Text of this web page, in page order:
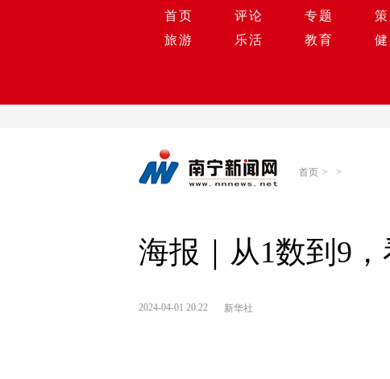
首页 评论 专题 策
旅游
乐活 教育
首页 > >
海报｜从1数到9
2024-04-01 20:22 新华社